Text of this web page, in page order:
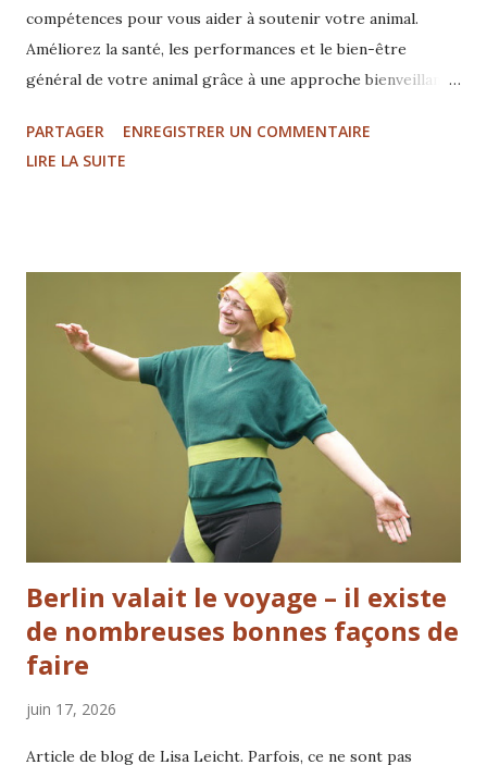
compétences pour vous aider à soutenir votre animal.
Améliorez la santé, les performances et le bien-être
général de votre animal grâce à une approche bienveillante
une relation plus profonde avec une meilleure connexion
avec vos animaux. une philosophie d'ouverture
l'approche holistique pour aider les animaux à se sentir
plus en sécurité et plus confiants, afin qu'ils puissent plus
facilement coopérer et apprendre. Les prochaines
formations Tellington TTouc...
PARTAGER
ENREGISTRER UN COMMENTAIRE
LIRE LA SUITE
Berlin valait le voyage – il existe
de nombreuses bonnes façons de
faire
juin 17, 2026
Article de blog de Lisa Leicht. Parfois, ce ne sont pas